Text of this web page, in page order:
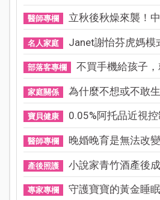
醫師專欄 立秋後秋燥來襲！
名人家庭 Janet謝怡芬虎媽模
部落客專欄 不買手機給孩子
家庭關係 為什麼不想或不敢
寶貝健康 0.05%阿托品近視
醫師專欄 晚婚晚育是無法改
產後照護 小說家青竹酒產後
專家專欄 守護寶寶的黃金睡